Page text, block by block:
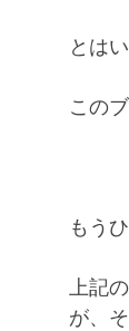
とは
この
もう
上記
が、